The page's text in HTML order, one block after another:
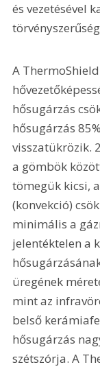
és vezetésével
A
hősugárzás
hősugárzás
visszatükrözik.
a gömbök
tömegük kicsi,
(konvekció)
minimális a
jelentéktelen a
üregének
mint az
belső
hősugárzás
szétszórja. A